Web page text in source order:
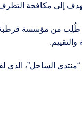
إلى مكافحة التطرف
طُلِب من مؤسسة قرطبة
الساحل”، الذي